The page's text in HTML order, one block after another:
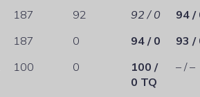
187 92 92 / 0
94 /
187 0 94 / 0
93 /
100 0
100 /
0 TQ
– / –